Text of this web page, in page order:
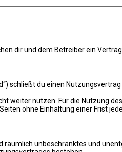
dir und dem Betreiber ein
schließt du einen
weiter nutzen. Für die Nutzung
ohne Einhaltung einer Frist
unbeschränktes und